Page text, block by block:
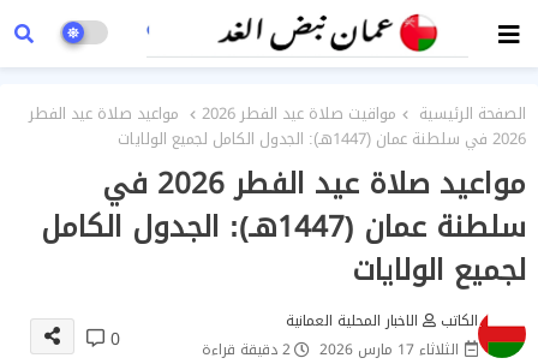
الصفحة الرئيسية مواقيت صلاة عيد الفطر 2026
مواعيد صلاة عيد الفطر
2026 في سلطنة عمان (1447هـ): الجدول الكامل لجميع الولايات
مواعيد صلاة عيد الفطر 2026 في
سلطنة عمان (1447هـ): الجدول الكامل
لجميع الولايات
الكاتب
الاخبار المحلية العمانية
الثلاثاء 17 مارس 2026
2 دقيقة قراءة 0